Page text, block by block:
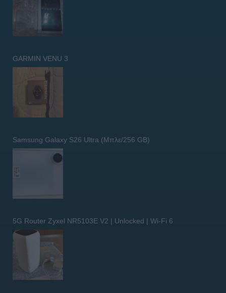
GARMIN VENU 3
Samsung Galaxy S26 Ultra (Μπλε/256 GB)
5G Router Zyxel NR5103E V2 | Unlocked | Wi-Fi 6